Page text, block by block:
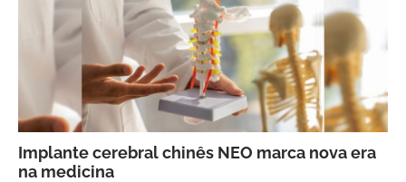
Implante cerebral chinês NEO marca nova era
na medicina